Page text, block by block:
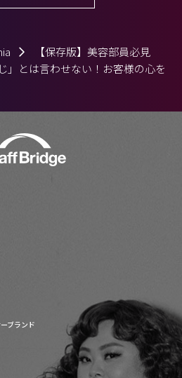
【保存版】美容部員必見
」とは言わせない！お客様の心を
ブランド